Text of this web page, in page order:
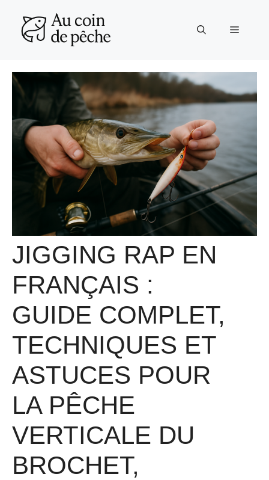
contenu
Menu
JIGGING RAP EN
FRANÇAIS :
GUIDE COMPLET,
TECHNIQUES ET
ASTUCES POUR
LA PÊCHE
VERTICALE DU
BROCHET,